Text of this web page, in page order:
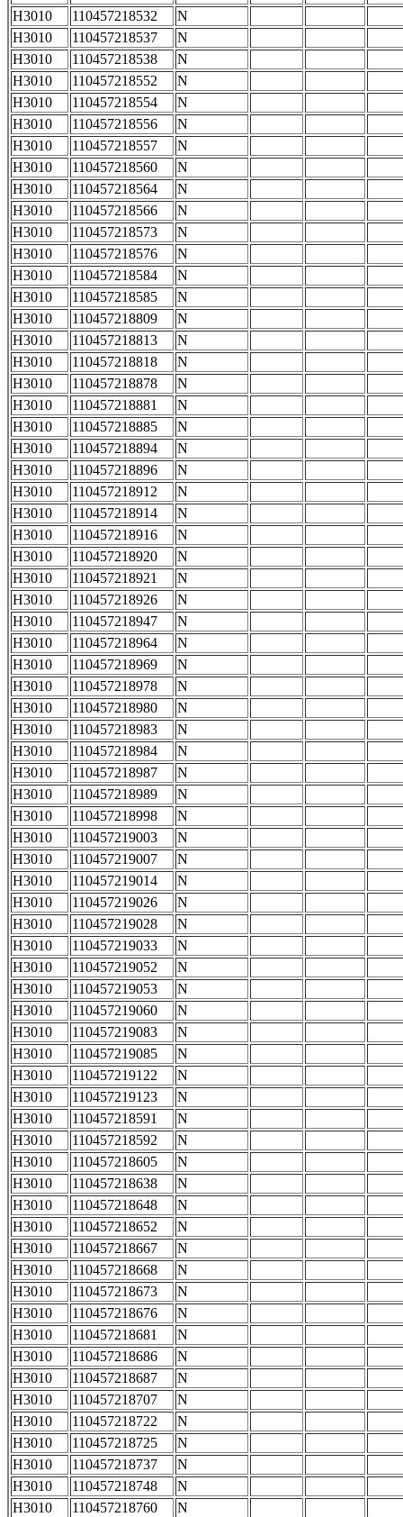
H3010
110457218532
N
H3010
110457218537
N
H3010
110457218538
N
H3010
110457218552
N
H3010
110457218554
N
H3010
110457218556
N
H3010
110457218557
N
H3010
110457218560
N
H3010
110457218564
N
H3010
110457218566
N
H3010
110457218573
N
H3010
110457218576
N
H3010
110457218584
N
H3010
110457218585
N
H3010
110457218809
N
H3010
110457218813
N
H3010
110457218818
N
H3010
110457218878
N
H3010
110457218881
N
H3010
110457218885
N
H3010
110457218894
N
H3010
110457218896
N
H3010
110457218912
N
H3010
110457218914
N
H3010
110457218916
N
H3010
110457218920
N
H3010
110457218921
N
H3010
110457218926
N
H3010
110457218947
N
H3010
110457218964
N
H3010
110457218969
N
H3010
110457218978
N
H3010
110457218980
N
H3010
110457218983
N
H3010
110457218984
N
H3010
110457218987
N
H3010
110457218989
N
H3010
110457218998
N
H3010
110457219003
N
H3010
110457219007
N
H3010
110457219014
N
H3010
110457219026
N
H3010
110457219028
N
H3010
110457219033
N
H3010
110457219052
N
H3010
110457219053
N
H3010
110457219060
N
H3010
110457219083
N
H3010
110457219085
N
H3010
110457219122
N
H3010
110457219123
N
H3010
110457218591
N
H3010
110457218592
N
H3010
110457218605
N
H3010
110457218638
N
H3010
110457218648
N
H3010
110457218652
N
H3010
110457218667
N
H3010
110457218668
N
H3010
110457218673
N
H3010
110457218676
N
H3010
110457218681
N
H3010
110457218686
N
H3010
110457218687
N
H3010
110457218707
N
H3010
110457218722
N
H3010
110457218725
N
H3010
110457218737
N
H3010
110457218748
N
H3010
110457218760
N